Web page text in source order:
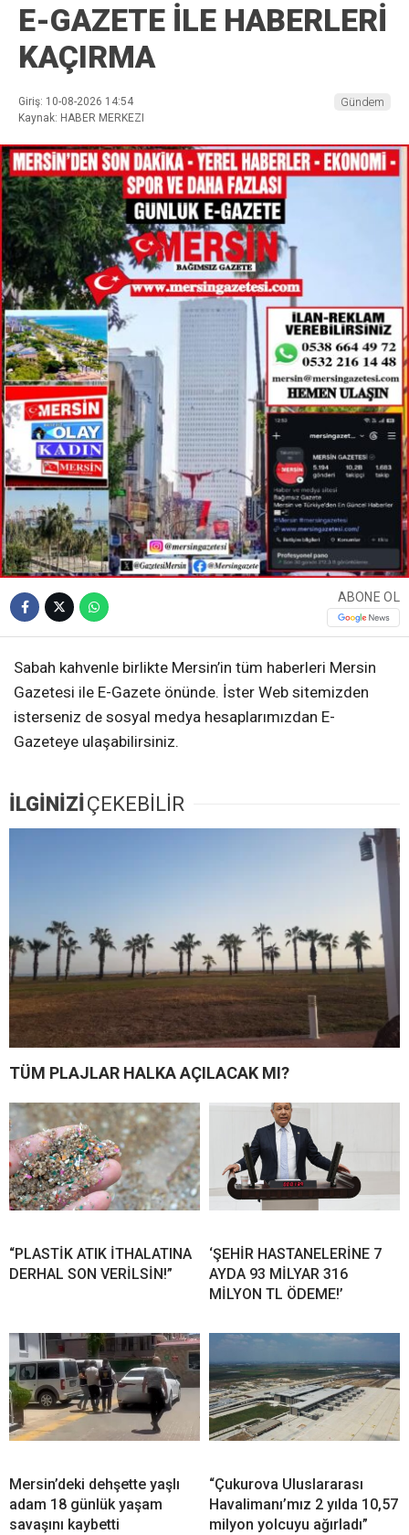
E-GAZETE İLE HABERLERİ
KAÇIRMA
Giriş: 10-08-2026 14:54
Kaynak: HABER MERKEZI
Gündem
ABONE OL
Sabah kahvenle birlikte Mersin’in tüm haberleri Mersin
Gazetesi ile E-Gazete önünde. İster Web sitemizden
isterseniz de sosyal medya hesaplarımızdan E-
Gazeteye ulaşabilirsiniz.
İLGİNİZİÇEKEBİLİR
TÜM PLAJLAR HALKA AÇILACAK MI?
“PLASTİK ATIK İTHALATINA
DERHAL SON VERİLSİN!”
‘ŞEHİR HASTANELERİNE 7
AYDA 93 MİLYAR 316
MİLYON TL ÖDEME!’
Mersin’deki dehşette yaşlı
adam 18 günlük yaşam
savaşını kaybetti
“Çukurova Uluslararası
Havalimanı’mız 2 yılda 10,57
milyon yolcuyu ağırladı”